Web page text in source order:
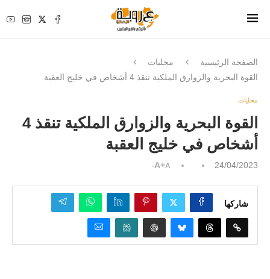
الصفحة الرئيسية
محليات
القوة البحرية والزوارق الملكية تنقذ 4 أشخاص في خليج العقبة
محليات
القوة البحرية والزوارق الملكية تنقذ 4
أشخاص في خليج العقبة
24/04/2023
A+A-
شاركها